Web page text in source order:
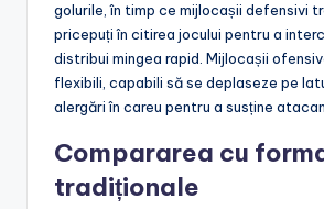
golurile, în timp ce mijlocașii defensivi
pricepuți în citirea jocului pentru a
distribui mingea rapid. Mijlocașii
flexibili, capabili să se deplaseze pe
alergări în careu pentru a susține
Compararea cu
tradiționale